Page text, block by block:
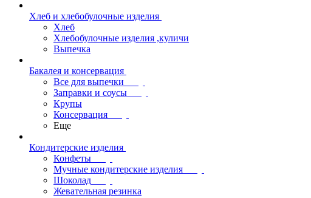
Хлеб и хлебобулочные изделия
Хлеб
Хлебобулочные изделия ,куличи
Выпечка
Бакалея и консервация
Все для выпечки
Заправки и соусы
Крупы
Консервация
Еще
Кондитерские изделия
Конфеты
Мучные кондитерские изделия
Шоколад
Жевательная резинка